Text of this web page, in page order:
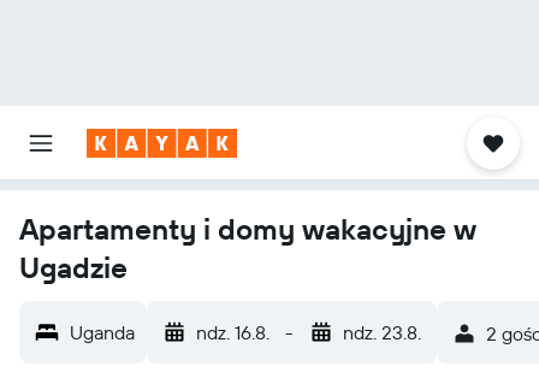
Apartamenty i domy wakacyjne w
Ugadzie
Uganda ndz. 16.8. - ndz. 23.8. 2